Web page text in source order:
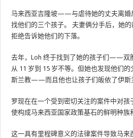
马来西亚吉隆坡——与虐待她的丈夫离婚
找他们的三个孩子。 夫妻俩分手后，她
拒绝告诉她他们的下落。
去年，Loh 终于找到了她的孩子们——双
从 11 岁到 15 岁不等。但她也发现他们
斯兰教——而且他也让孩子们皈依了伊斯
罗现在在一个受到密切关注的案件中对
使构成马来西亚国家政策基石的鲜明种族
这一具有里程碑意义的法律案件导致马